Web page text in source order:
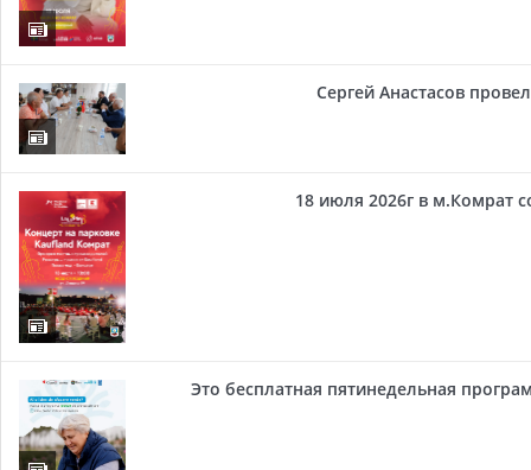
Сергей Анастасов
18 июля 2026г в м.Комрат
Это бесплатная пятинедельная